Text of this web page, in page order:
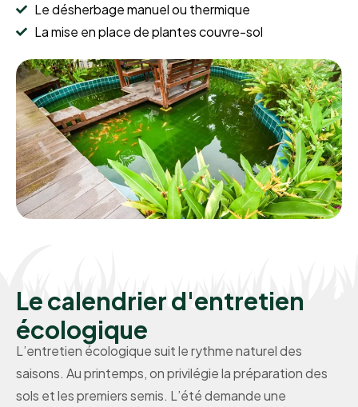
Le désherbage manuel ou thermique
La mise en place de plantes couvre-sol
Le calendrier d'entretien
écologique
L’entretien écologique suit le rythme naturel des
saisons. Au printemps, on privilégie la préparation des
sols et les premiers semis. L’été demande une